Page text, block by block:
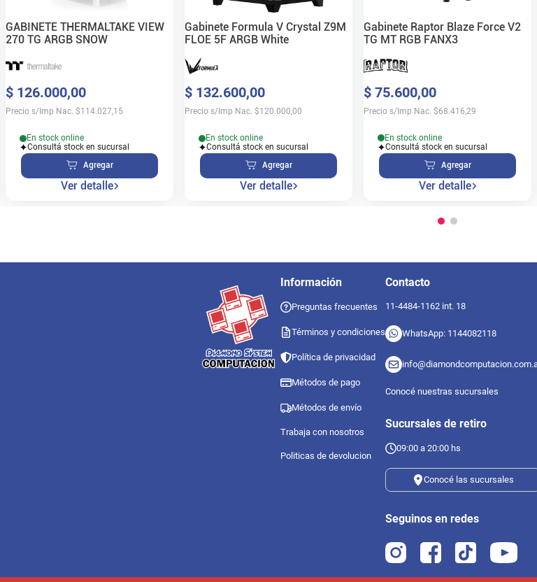
GABINETE THERMALTAKE VIEW
270 TG ARGB SNOW
$ 126.000,00
Precio s/Imp Nac. $114.027,15
En stock online
Consultá stock en sucursal
Agregar
Ver detalle
Gabinete Formula V Crystal Z9M
FLOE 5F ARGB White
$ 132.600,00
Precio s/Imp Nac. $120.000,00
En stock online
Consultá stock en sucursal
Agregar
Ver detalle
Gabinete Raptor Blaze Force V2
TG MT RGB FANX3
$ 75.600,00
Precio s/Imp Nac. $68.416,29
En stock online
Consultá stock en sucursal
Agregar
Ver detalle
Información
Preguntas frecuentes
Términos y condiciones
Política de privacidad
Métodos de pago
Métodos de envío
Trabaja con nosotros
Politicas de devolucion
Contacto
11-4484-1162 int. 18
WhatsApp: 1144082118
Conocé nuestras sucursales
Sucursales de retiro
09:00 a 20:00 hs
Conocé las sucursales
Seguinos en redes